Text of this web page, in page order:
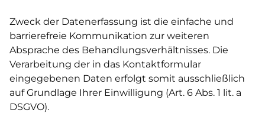
Zweck der Datenerfassung ist die einfache und
barrierefreie Kommunikation zur weiteren
Absprache des Behandlungsverhältnisses. Die
Verarbeitung der in das Kontaktformular
eingegebenen Daten erfolgt somit ausschließlich
auf Grundlage Ihrer Einwilligung (Art. 6 Abs. 1 lit. a
DSGVO).